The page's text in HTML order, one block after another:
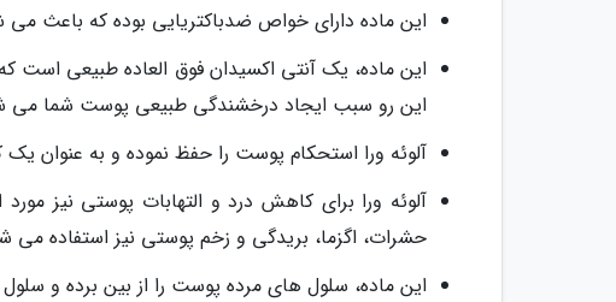
این ماده دارای خواص ضدباکتریایی بوده که باعث
این ماده، یک آنتی اکسیدان فوق العاده طبیعی است
این رو سبب ایجاد درخشندگی طبیعی پوست شما می
آلوئه ورا استحکام پوست را حفظ نموده و به عنوان یک
آلوئه ورا برای کاهش درد و التهابات پوستی نیز
حشرات، اگزما، بریدگی و زخم پوستی نیز استفاده می
این ماده، سلول های مرده پوست را از بین برده و